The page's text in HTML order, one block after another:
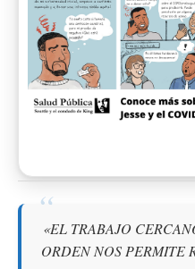
«EL TRABAJO
ORDEN NOS PERMITE